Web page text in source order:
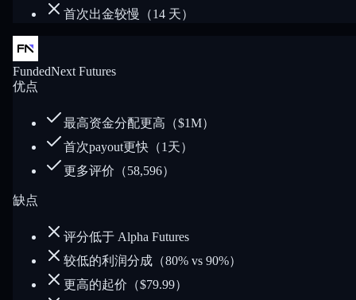
首次出金较慢（14 天）
FundedNext Futures
优点
最高资金分配更高（$1M）
首次payout更快（1天）
更多评价（58,596）
缺点
评分低于 Alpha Futures
较低的利润分成（80% vs 90%）
更高的起价（$79.99）